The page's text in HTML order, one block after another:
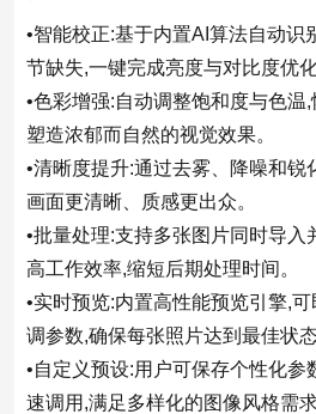
•智能校正:基于内置AI算法自动识
节缺失,一键完成亮度与对比度优化
•色彩增强:自动调整饱和度与色温
塑造浓郁而自然的视觉效果。
•清晰度提升:通过去雾、降噪和锐
画面更清晰、质感更出众。
•批量处理:支持多张图片同时导入
高工作效率,缩短后期处理时间。
•实时预览:内置高性能预览引擎,
调参数,确保每张照片达到最佳状态
•自定义预设:用户可保存个性化参
速调用,满足多样化的图像风格需求